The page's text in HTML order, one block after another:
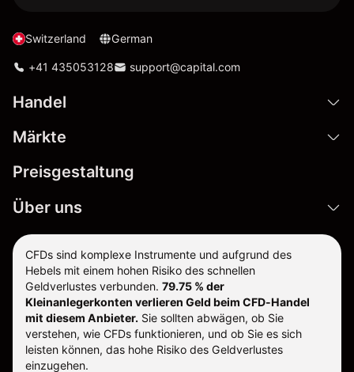
Switzerland German
+41 435053128 support@capital.com
Handel
Märkte
Preisgestaltung
Über uns
CFDs sind komplexe Instrumente und aufgrund des
Hebels mit einem hohen Risiko des schnellen
Geldverlustes verbunden. 79.75 % der
Kleinanlegerkonten verlieren Geld beim CFD-Handel
mit diesem Anbieter. Sie sollten abwägen, ob Sie
verstehen, wie CFDs funktionieren, und ob Sie es sich
leisten können, das hohe Risiko des Geldverlustes
einzugehen.